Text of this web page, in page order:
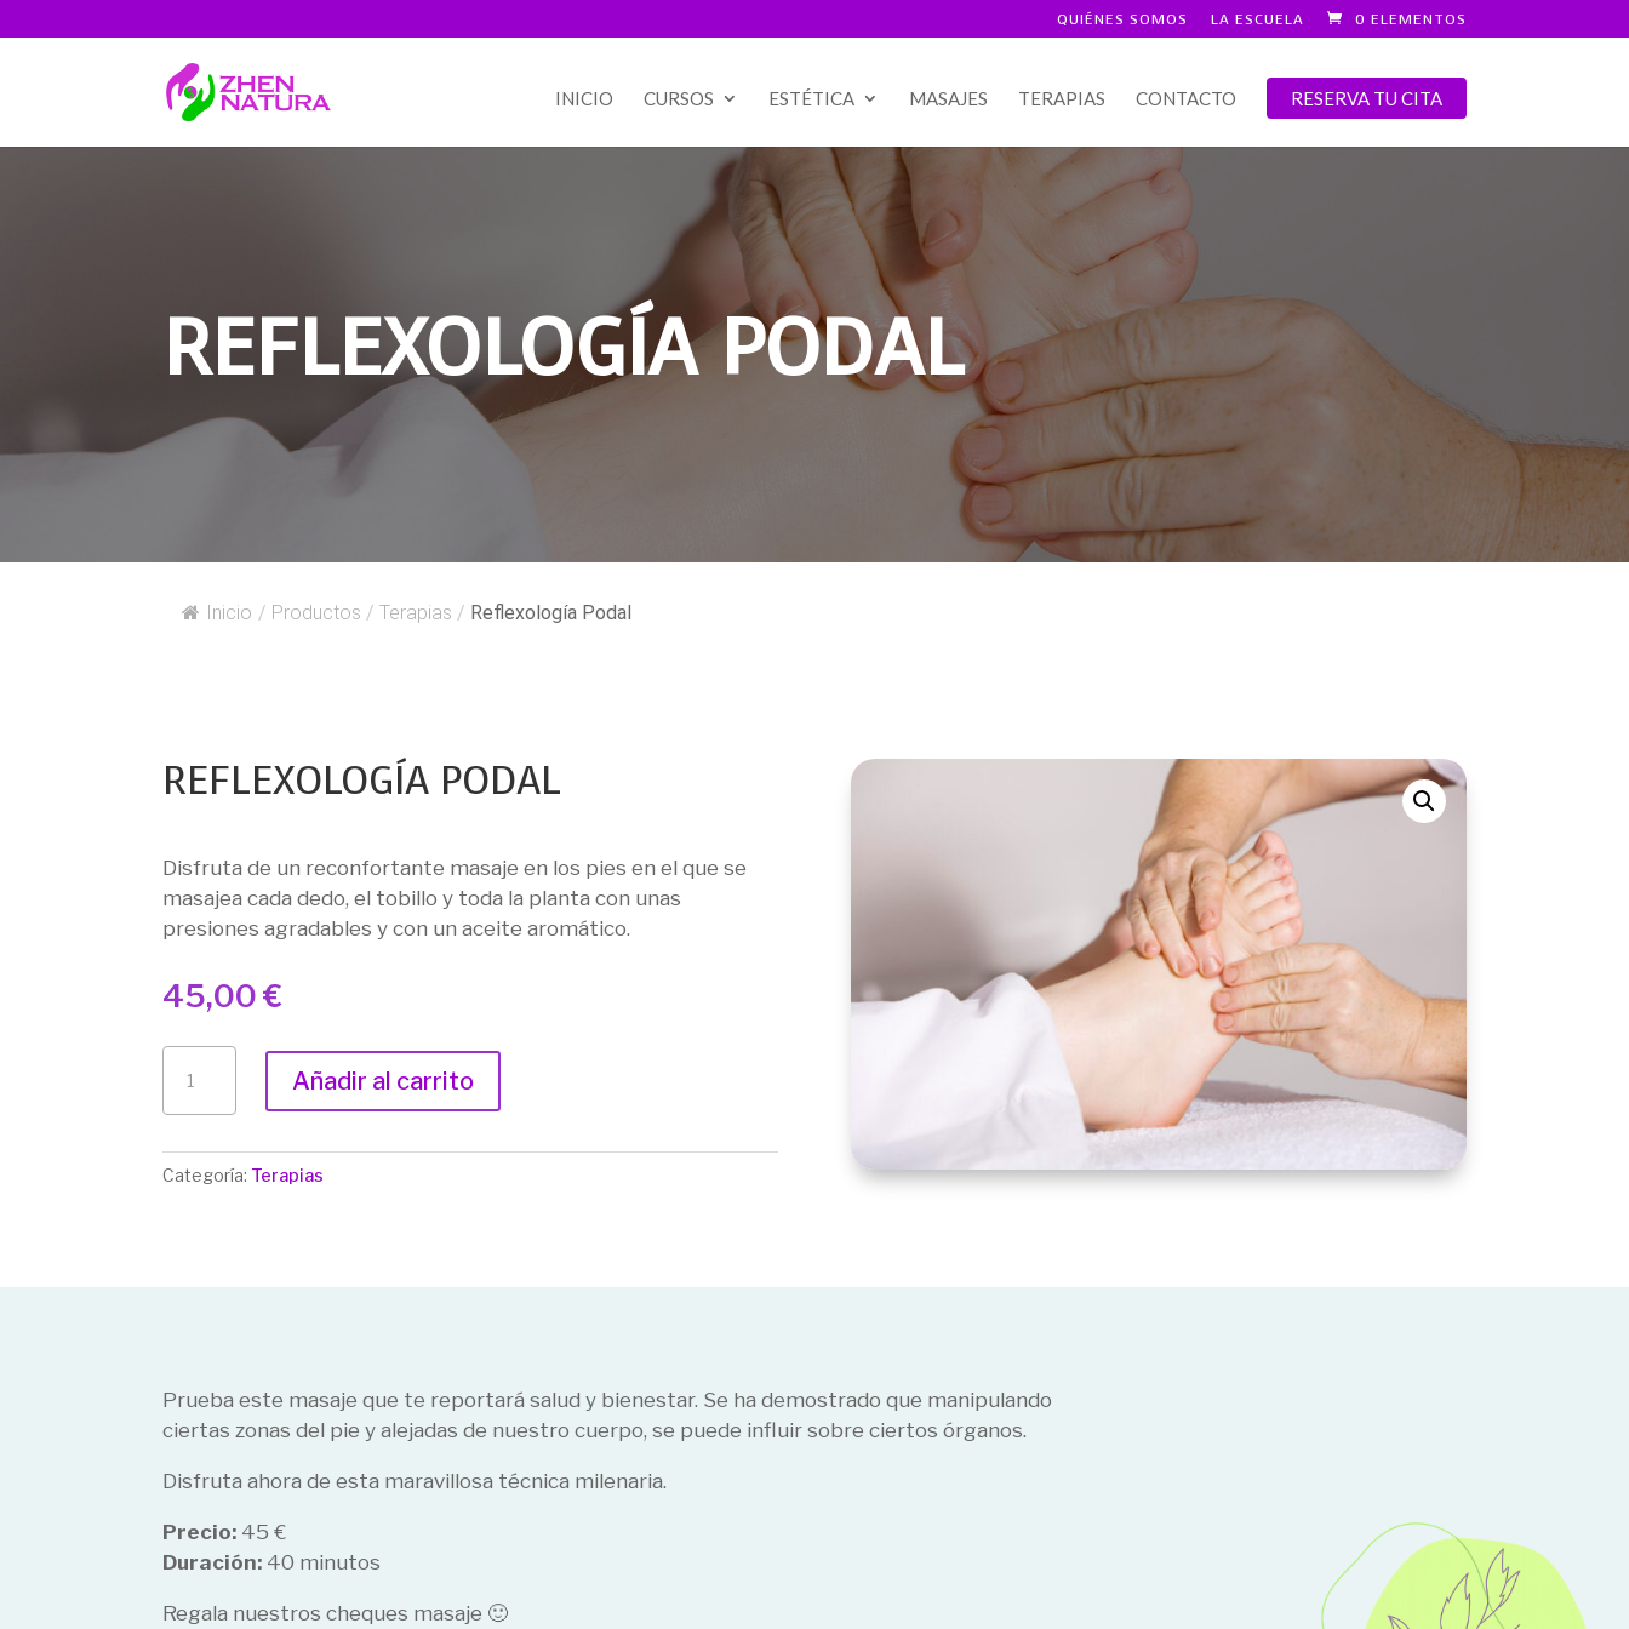
QUIÉNES SOMOS LA ESCUELA 0 ELEMENTOS
INICIO CURSOS ESTÉTICA MASAJES TERAPIAS CONTACTO RESERVA TU CITA
REFLEXOLOGÍA PODAL
Inicio / Productos / Terapias / Reflexología Podal
REFLEXOLOGÍA PODAL
Disfruta de un reconfortante masaje en los pies en el que se
masajea cada dedo, el tobillo y toda la planta con unas
presiones agradables y con un aceite aromático.
45,00€
REFLEXOLOGÍA
PODAL
CANTIDAD
Añadir al carrito
Categoría: Terapias
Prueba este masaje que te reportará salud y bienestar. Se ha demostrado que manipulando
ciertas zonas del pie y alejadas de nuestro cuerpo, se puede influir sobre ciertos órganos.
Disfruta ahora de esta maravillosa técnica milenaria.
Precio: 45 €
Duración: 40 minutos
Regala nuestros cheques masaje 🙂